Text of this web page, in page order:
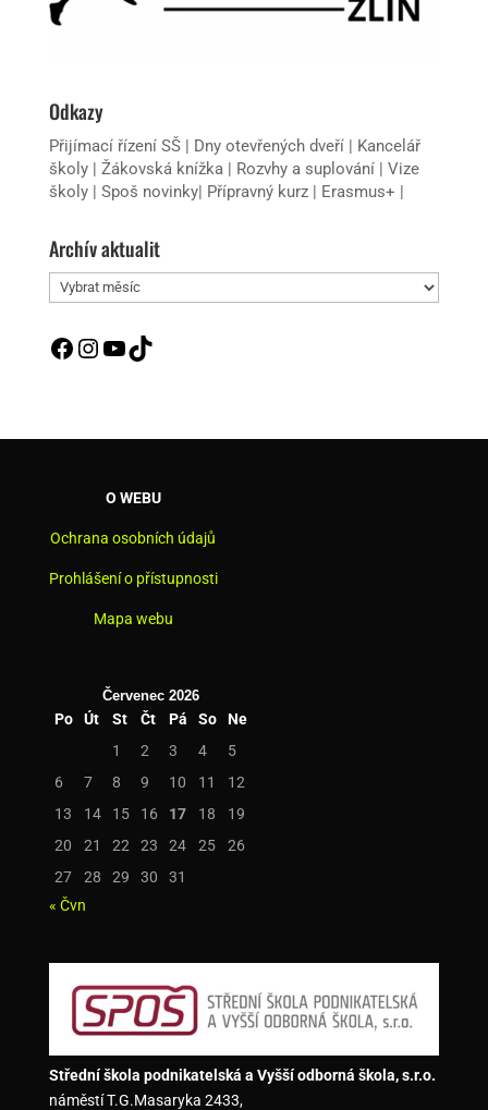
Odkazy
Přijímací řízení SŠ| Dny otevřených dveří| Kancelář
školy| Žákovská knížka | Rozvhy a suplování | Vize
školy | Spoš novinky| Přípravný kurz| Erasmus+ |
Archív aktualit
Archív
aktualit
Facebook
Instagram
YouTube
TikTok
O WEBU
Ochrana osobních údajů
Prohlášení o přístupnosti
Mapa webu
Červenec 2026
Po Út St Čt Pá So
Ne
1
2 3 4
5
6
7 8 9 10 11
12
13
14 15 16 17 18
19
20
21 22 23 24 25
26
27
28 29 30
31
« Čvn
Střední škola podnikatelská a Vyšší odborná škola, s.r.o.
náměstí T.G.Masaryka 2433,